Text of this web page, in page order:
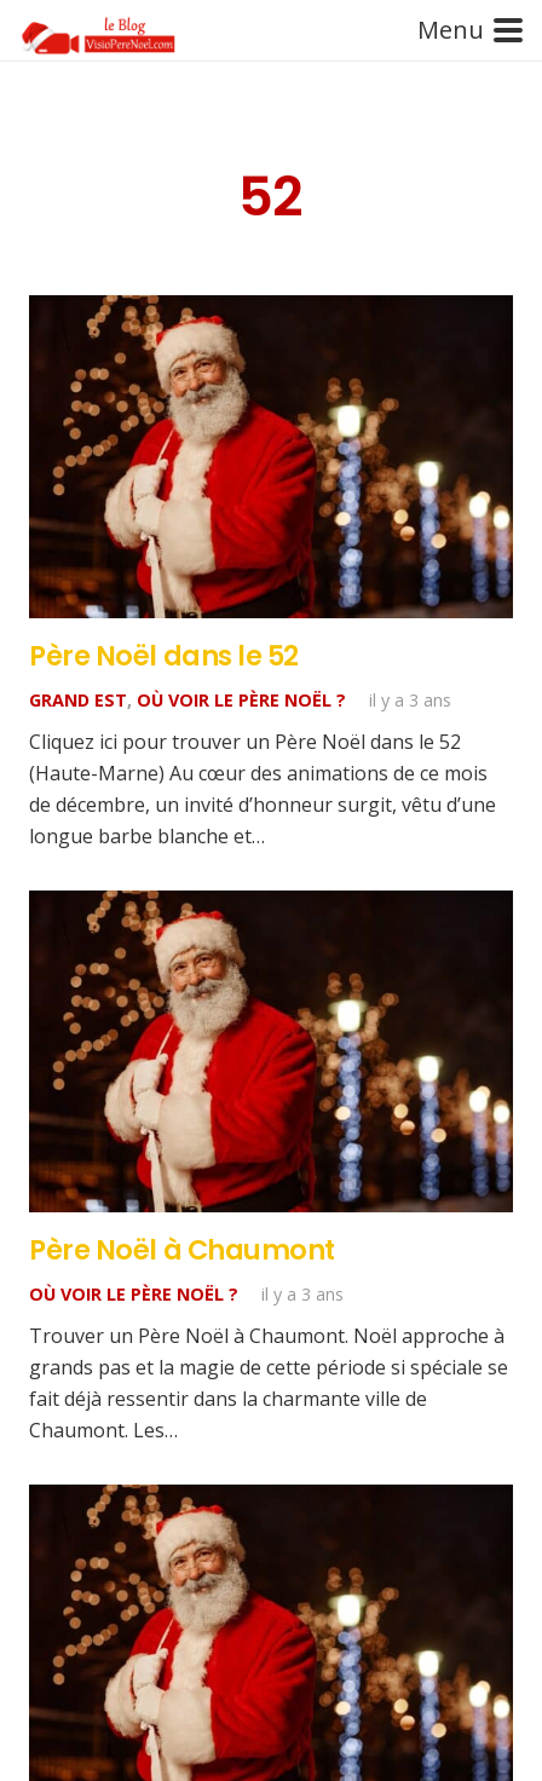
Menu
52
Père Noël dans le 52
GRAND EST, OÙ VOIR LE PÈRE NOËL ? il y a 3 ans
Cliquez ici pour trouver un Père Noël dans le 52
(Haute-Marne) Au cœur des animations de ce mois
de décembre, un invité d’honneur surgit, vêtu d’une
longue barbe blanche et…
Père Noël à Chaumont
OÙ VOIR LE PÈRE NOËL ? il y a 3 ans
Trouver un Père Noël à Chaumont. Noël approche à
grands pas et la magie de cette période si spéciale se
fait déjà ressentir dans la charmante ville de
Chaumont. Les…